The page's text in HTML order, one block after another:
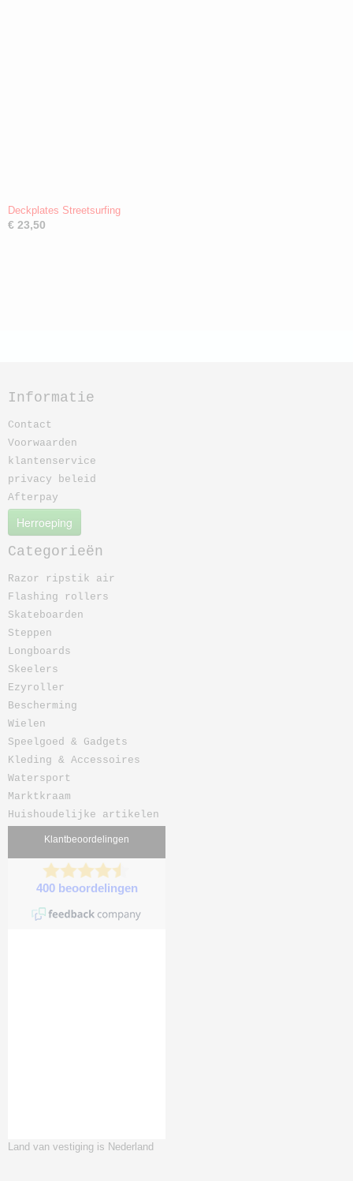
Deckplates Streetsurfing
€ 23,50
Informatie
Contact
Voorwaarden
klantenservice
privacy beleid
Afterpay
Herroeping
Categorieën
Razor ripstik air
Flashing rollers
Skateboarden
Steppen
Longboards
Skeelers
Ezyroller
Bescherming
Wielen
Speelgoed & Gadgets
Kleding & Accessoires
Watersport
Marktkraam
Huishoudelijke artikelen
Land van vestiging is Nederland